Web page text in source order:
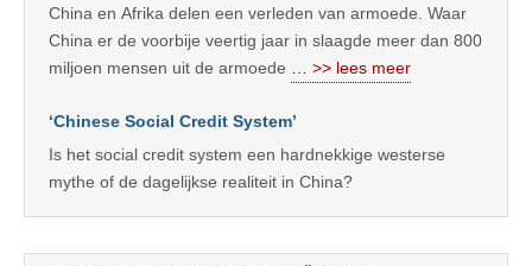
China en Afrika delen een verleden van armoede. Waar
China er de voorbije veertig jaar in slaagde meer dan 800
miljoen mensen uit de armoede
… >> lees meer
‘Chinese Social Credit System’
Is het social credit system een hardnekkige westerse
mythe of de dagelijkse realiteit in China?